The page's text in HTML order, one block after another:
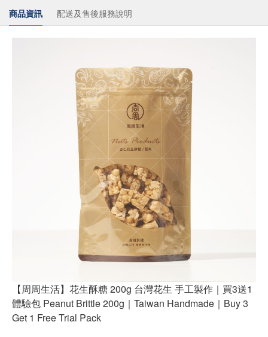
商品資訊 配送及售後服務說明
【周周生活】花生酥糖 200g 台灣花生 手工製作｜買3送1
體驗包 Peanut Brittle 200g｜Taiwan Handmade｜Buy 3
Get 1 Free Trial Pack